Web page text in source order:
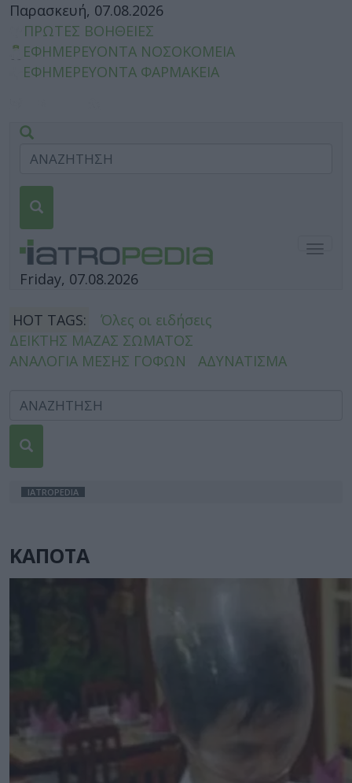
Παρασκευή, 07.08.2026
ΠΡΩΤΕΣ ΒΟΗΘΕΙΕΣ
ΕΦΗΜΕΡΕΥΟΝΤΑ ΝΟΣΟΚΟΜΕΙΑ
ΕΦΗΜΕΡΕΥΟΝΤΑ ΦΑΡΜΑΚΕΙΑ
Friday, 07.08.2026
HOT TAGS:
Όλες οι ειδήσεις
ΔΕΙΚΤΗΣ ΜΑΖΑΣ ΣΩΜΑΤΟΣ
ΑΝΑΛΟΓΙΑ ΜΕΣΗΣ ΓΟΦΩΝ
ΑΔΥΝΑΤΙΣΜΑ
IATROPEDIA
ΚΑΠΟΤΑ